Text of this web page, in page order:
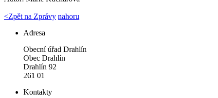
<Zpět na Zprávy nahoru
Adresa
Obecní úřad Drahlín
Obec Drahlín
Drahlín 92
261 01
Kontakty